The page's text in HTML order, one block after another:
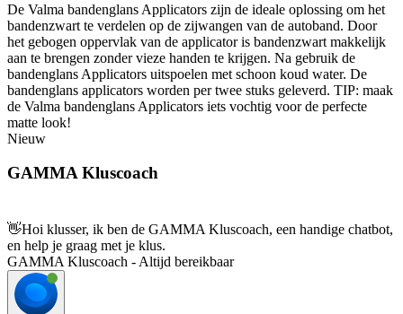
De Valma bandenglans Applicators zijn de ideale oplossing om het
bandenzwart te verdelen op de zijwangen van de autoband. Door
het gebogen oppervlak van de applicator is bandenzwart makkelijk
aan te brengen zonder vieze handen te krijgen. Na gebruik de
bandenglans Applicators uitspoelen met schoon koud water. De
bandenglans applicators worden per twee stuks geleverd. TIP: maak
de Valma bandenglans Applicators iets vochtig voor de perfecte
matte look!
Nieuw
GAMMA Kluscoach
👋Hoi klusser, ik ben de GAMMA Kluscoach, een handige chatbot,
en help je graag met je klus.
GAMMA Kluscoach - Altijd bereikbaar